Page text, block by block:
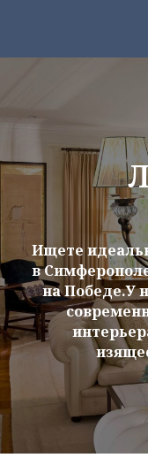
Ищете
в
на Победе.У